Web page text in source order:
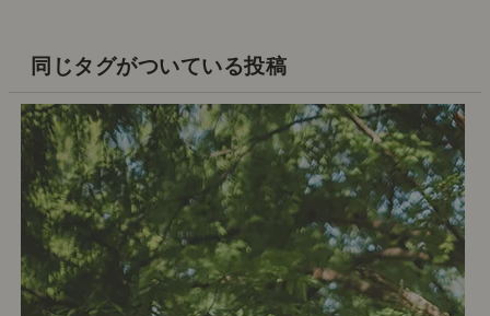
同じタグがついている投稿